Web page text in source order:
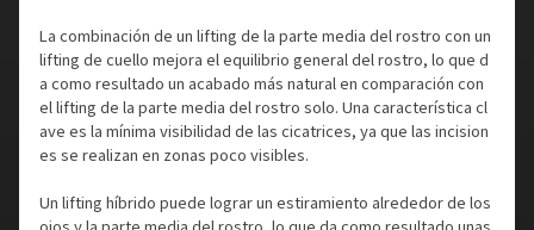
La combinación de un lifting de la parte media del rostro con un
lifting de cuello mejora el equilibrio general del rostro, lo que d
a como resultado un acabado más natural en comparación con
el lifting de la parte media del rostro solo. Una característica cl
ave es la mínima visibilidad de las cicatrices, ya que las incision
es se realizan en zonas poco visibles.
Un lifting híbrido puede lograr un estiramiento alrededor de los
ojos y la parte media del rostro, lo que da como resultado unas